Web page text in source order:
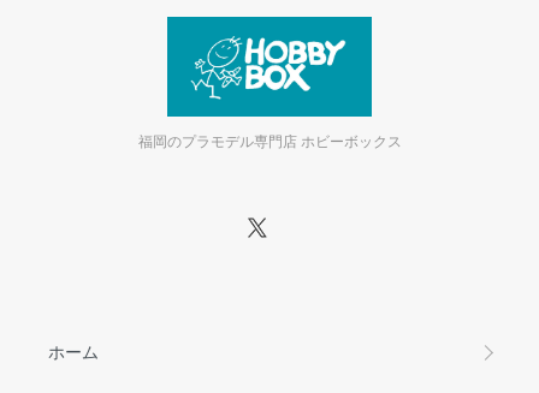
福岡のプラモデル専門店 ホビーボックス
ホーム